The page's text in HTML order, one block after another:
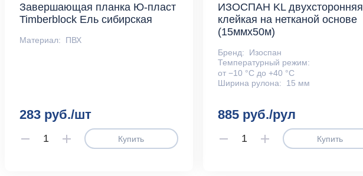
Завершающая планка Ю-пласт
Timberblock Ель сибирская
Материал: ПВХ
283 руб./шт
Купить
ИЗОСПАН KL двухсторонняя
клейкая на нетканой основе
(15ммх50м)
Бренд:
Изоспан
Температурный режим:
от −10 °С до +40 °С
Ширина рулона:
15 мм
885 руб./рул
Купить